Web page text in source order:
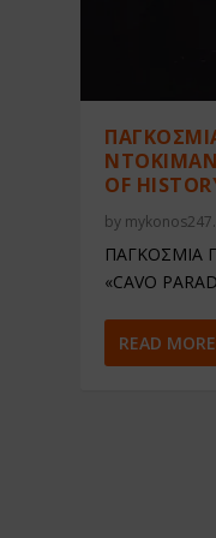
OF
by
ΠΑΓΚΟΣΜΙΑ
«CAVO
READ MORE